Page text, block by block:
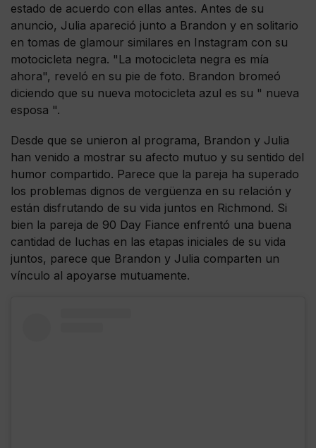
estado de acuerdo con ellas antes. Antes de su
anuncio, Julia apareció junto a Brandon y en solitario
en tomas de glamour similares en Instagram con su
motocicleta negra. "La motocicleta negra es mía
ahora", reveló en su pie de foto. Brandon bromeó
diciendo que su nueva motocicleta azul es su " nueva
esposa ".
Desde que se unieron al programa, Brandon y Julia
han venido a mostrar su afecto mutuo y su sentido del
humor compartido. Parece que la pareja ha superado
los problemas dignos de vergüenza en su relación y
están disfrutando de su vida juntos en Richmond. Si
bien la pareja de 90 Day Fiance enfrentó una buena
cantidad de luchas en las etapas iniciales de su vida
juntos, parece que Brandon y Julia comparten un
vínculo al apoyarse mutuamente.